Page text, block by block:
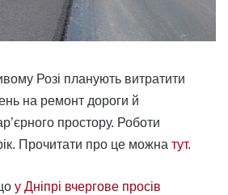
Розі планують витратити
на ремонт дороги й
простору. Роботи
Прочитати про це можна тут.
у Дніпрі вчергове просів